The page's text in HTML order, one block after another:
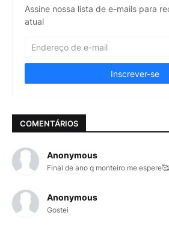
Assine nossa lista de e-mails para
atual
COMENTÁRIOS
Anonymous
Final de ano q monteiro me espere🥰
Anonymous
Gostei